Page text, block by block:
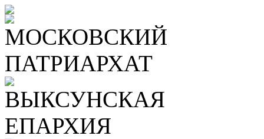
МОСКОВСКИЙ
ПАТРИАРХАТ
ВЫКСУНСКАЯ
ЕПАРХИЯ